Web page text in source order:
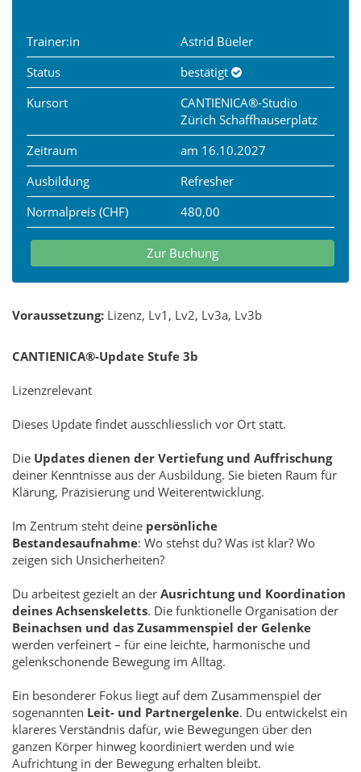
Trainer:in
Astrid Büeler
Status
bestätigt
Kursort
CANTIENICA®-Studio
Zürich Schaffhauserplatz
Zeitraum
am 16.10.2027
Ausbildung
Refresher
Normalpreis (CHF)
480,00
Zur Buchung
Voraussetzung: Lizenz, Lv1, Lv2, Lv3a, Lv3b
CANTIENICA®-Update Stufe 3b
Lizenzrelevant
Dieses Update findet ausschliesslich vor Ort statt.
Die Updates dienen der Vertiefung und Auffrischung
deiner Kenntnisse aus der Ausbildung. Sie bieten Raum für
Klärung, Präzisierung und Weiterentwicklung.
Im Zentrum steht deine persönliche
Bestandesaufnahme: Wo stehst du? Was ist klar? Wo
zeigen sich Unsicherheiten?
Du arbeitest gezielt an der Ausrichtung und Koordination
deines Achsenskeletts. Die funktionelle Organisation der
Beinachsen und das Zusammenspiel der Gelenke
werden verfeinert – für eine leichte, harmonische und
gelenkschonende Bewegung im Alltag.
Ein besonderer Fokus liegt auf dem Zusammenspiel der
sogenannten Leit- und Partnergelenke. Du entwickelst ein
klareres Verständnis dafür, wie Bewegungen über den
ganzen Körper hinweg koordiniert werden und wie
Aufrichtung in der Bewegung erhalten bleibt.